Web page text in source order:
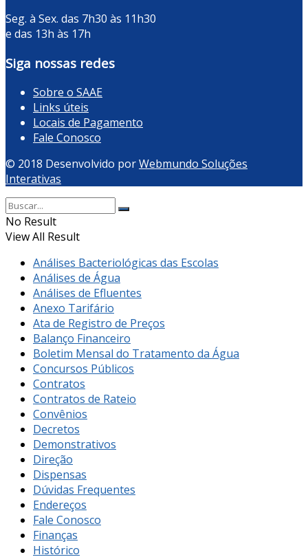
Seg. à Sex. das 7h30 às 11h30
e das 13h às 17h
Siga nossas redes
Sobre o SAAE
Links úteis
Locais de Pagamento
Fale Conosco
© 2018 Desenvolvido porWebmundo Soluções
Interativas
No Result
View All Result
Análises Bacteriológicas das Escolas
Análises de Água
Análises de Efluentes
Anexo Tarifário
Ata de Registro de Preços
Balanço Financeiro
Boletim Mensal do Tratamento da Água
Concursos Públicos
Contratos
Contratos de Rateio
Convênios
Decretos
Demonstrativos
Direção
Dispensas
Dúvidas Frequentes
Endereços
Fale Conosco
Finanças
Histórico